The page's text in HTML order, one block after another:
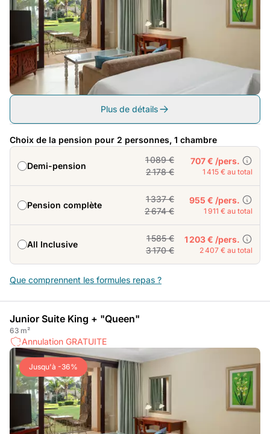
Plus de détails
Choix de la pension pour 2 personnes, 1 chambre
Demi-pension
1 089 €
2 178 €
707 € /pers.
1 415 € au total
Pension complète
1 337 €
2 674 €
955 € /pers.
1 911 € au total
All Inclusive
1 585 €
3 170 €
1 203 € /pers.
2 407 € au total
Que comprennent les formules repas ?
Junior Suite King + "Queen"
63 m²
Annulation GRATUITE
Jusqu'à -36%